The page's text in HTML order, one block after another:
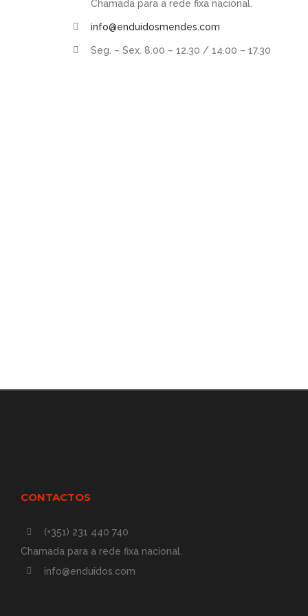
Chamada para a rede fixa nacional.
info@enduidosmendes.com
Seg. – Sex. 8.00 – 12.30 / 14.00 – 17.30
CONTACTOS
(+351) 231 440 740
Chamada para a rede fixa nacional.
info@enduidos.com